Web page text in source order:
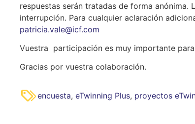
respuestas serán tratadas de forma
interrupción. Para cualquier aclaración
patricia.vale@icf.com
Vuestra participación es muy importante
Gracias por vuestra colaboración.
encuesta, eTwinning Plus, proyectos